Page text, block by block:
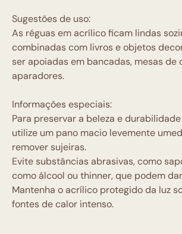
Sugestões de uso:
As réguas em acrílico ficam lindas
combinadas com livros e objetos
ser apoiadas em bancadas, mesas de
aparadores.
Informações especiais:
Para preservar a beleza e
utilize um pano macio levemente
remover sujeiras.
Evite substâncias abrasivas, como
como álcool ou thinner, que podem
Mantenha o acrílico protegido da luz
fontes de calor intenso.